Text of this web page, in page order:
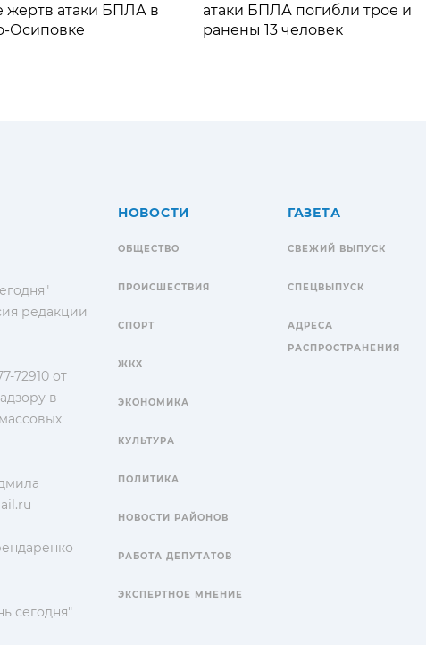
жертв атаки БПЛА в
Осиповке
атаки БПЛА погибли трое и
ранены 13 человек
редакции
72910 от
в
сегодня"
НОВОСТИ
ОБЩЕСТВО
ПРОИСШЕСТВИЯ
СПОРТ
ЖКХ
ЭКОНОМИКА
КУЛЬТУРА
ПОЛИТИКА
НОВОСТИ РАЙОНОВ
РАБОТА ДЕПУТАТОВ
ЭКСПЕРТНОЕ МНЕНИЕ
ГАЗЕТА
СВЕЖИЙ ВЫПУСК
СПЕЦВЫПУСК
АДРЕСА
РАСПРОСТРАНЕНИЯ